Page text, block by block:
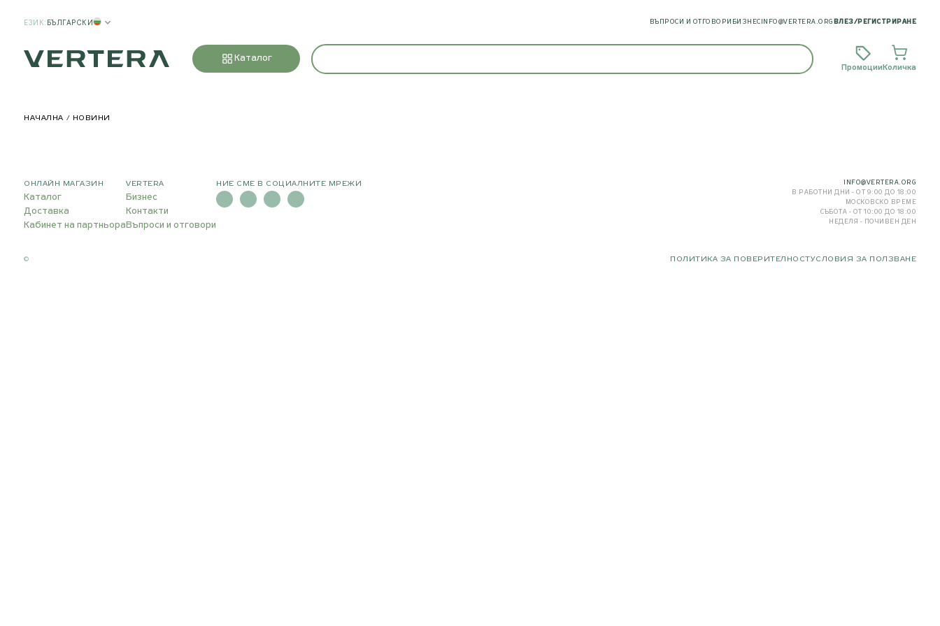
ЕЗИК: БЪЛГАРСКИ ВЪПРОСИ И ОТГОВОРИ БИЗНЕС INFO@VERTERA.ORG ВЛЕЗ/ РЕГИСТРИРАНЕ
Каталог
Промоции Количка
НАЧАЛНА НОВИНИ
ОНЛАЙН МАГАЗИН
Каталог
Доставка
Кабинет на партньора
VERTERA
Бизнес
Контакти
Въпроси и отговори
НИЕ СМЕ В СОЦИАЛНИТЕ МРЕЖИ
INFO@VERTERA.ORG
В РАБОТНИ ДНИ - ОТ 9:00 ДО 18:00
МОСКОВСКО ВРЕМЕ
СЪБОТА - ОТ 10:00 ДО 18:00
НЕДЕЛЯ - ПОЧИВЕН ДЕН
© ПОЛИТИКА ЗА ПОВЕРИТЕЛНОСТ УСЛОВИЯ ЗА ПОЛЗВАНЕ